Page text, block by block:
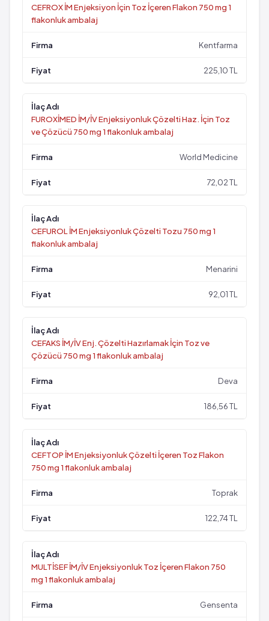
CEFROX İM Enjeksiyon İçin Toz İçeren Flakon 750 mg 1
flakonluk ambalaj
Kentfarma
225,10 TL
FUROXİMED İM/İV Enjeksiyonluk Çözelti Haz. İçin Toz
ve Çözücü 750 mg 1 flakonluk ambalaj
World Medicine
72,02 TL
CEFUROL İM Enjeksiyonluk Çözelti Tozu 750 mg 1
flakonluk ambalaj
Menarini
92,01 TL
CEFAKS İM/İV Enj. Çözelti Hazırlamak İçin Toz ve
Çözücü 750 mg 1 flakonluk ambalaj
Deva
186,56 TL
CEFTOP İM Enjeksiyonluk Çözelti İçeren Toz Flakon
750 mg 1 flakonluk ambalaj
Toprak
122,74 TL
MULTİSEF İM/İV Enjeksiyonluk Toz İçeren Flakon 750
mg 1 flakonluk ambalaj
Gensenta